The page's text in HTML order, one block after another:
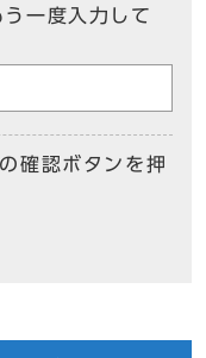
一度入力して
確認ボタンを押